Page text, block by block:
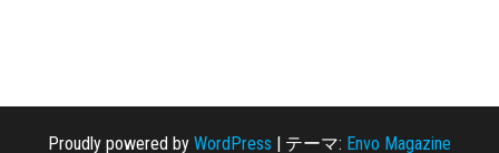
Proudly powered by WordPress テーマ: Envo Magazine